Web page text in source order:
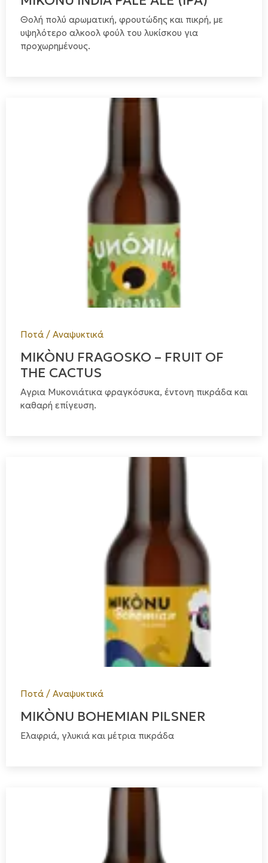
Θολή πολύ αρωματική, φρουτώδης και πικρή, με
υψηλότερο αλκοολ φούλ του λυκίσκου για
προχωρημένους.
Ποτά / Αναψυκτικά
MIKÒNU FRAGOSKO – FRUIT OF
THE CACTUS
Αγρια Μυκονιάτικα φραγκόσυκα, έντονη πικράδα και
καθαρή επίγευση.
Ποτά / Αναψυκτικά
MIKÒNU BOHEMIAN PILSNER
Ελαφριά, γλυκιά και μέτρια πικράδα